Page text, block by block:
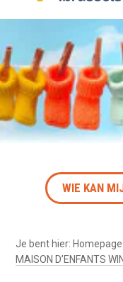
WIE KAN
Je bent hier: Homepage
MAISON D’ENFANTS